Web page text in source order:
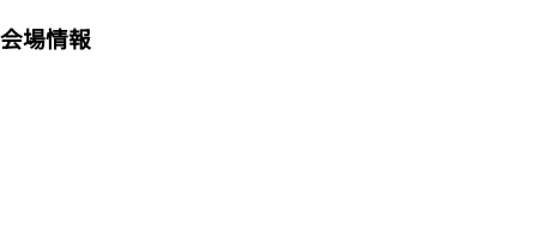
会場情報